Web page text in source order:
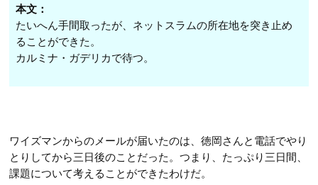
第12話
第17話
第18話
第33話
第34話
第38話
第53話
第54話
第68話
第69話 NEW
本文：
たいへん手間取ったが、ネットスラムの所在地を突き止め
ることができた。
カルミナ・ガデリカで待つ。
ワイズマンからのメールが届いたのは、徳岡さんと電話でやり
とりしてから三日後のことだった。つまり、たっぷり三日間、
課題について考えることができたわけだ。